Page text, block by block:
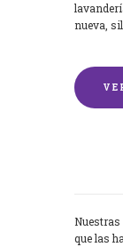
nueva,
que las